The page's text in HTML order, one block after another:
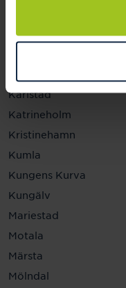
Jönköping
Karlstad
Katrineholm
Kristinehamn
Kumla
Kungens Kurva
Kungälv
Mariestad
Motala
Märsta
Mölndal